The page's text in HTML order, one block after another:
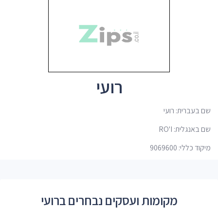
רועי
שם בעברית: רועי
שם באנגלית: RO'I
מיקוד כללי: 9069600
מקומות ועסקים נבחרים ברועי